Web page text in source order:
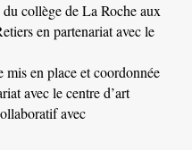
collège de La Roche aux
en partenariat avec le
en place et coordonnée
avec le centre d’art
avec